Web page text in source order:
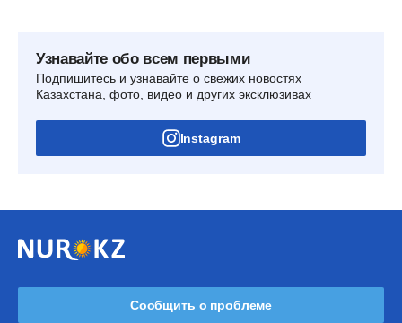
Узнавайте обо всем первыми
Подпишитесь и узнавайте о свежих новостях
Казахстана, фото, видео и других эксклюзивах
Instagram
Сообщить о проблеме